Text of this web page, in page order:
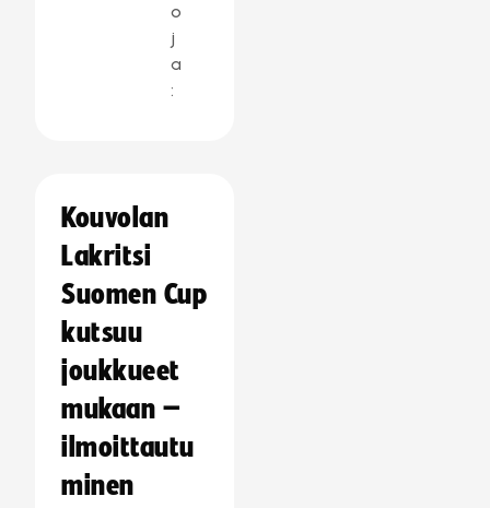
o
j
a
:
Kouvolan
Lakritsi
Suomen Cup
kutsuu
joukkueet
mukaan –
ilmoittautu
minen